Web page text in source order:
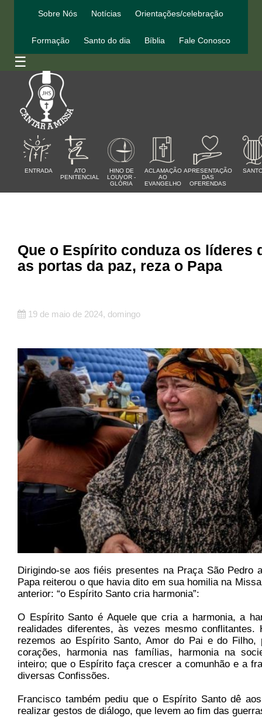
Sobre Nós Notícias Orientações/celebração
Formação Santo do dia Bíblia Fale Conosco
☰
ENTRADA
ATO
PENITENCIAL
HINO DE
LOUVOR -
GLÓRIA
ACLAMAÇÃO
AO
EVANGELHO
APRESENTAÇÃO
DAS
OFERENDAS
Que o Espírito conduza os líderes
as portas da paz, reza o Papa
19 de maio de 2024, domingo
Dirigindo-se aos fiéis presentes na Praça São Pedro
Papa reiterou o que havia dito em sua homilia na
anterior: “o Espírito Santo cria harmonia”:
O Espírito Santo é Aquele que cria a harmonia, a
realidades diferentes, às vezes mesmo conflitantes.
rezemos ao Espírito Santo, Amor do Pai e do Filho,
corações, harmonia nas famílias, harmonia na
inteiro; que o Espírito faça crescer a comunhão e a
diversas Confissões.
Francisco também pediu que o Espírito Santo dê
realizar gestos de diálogo, que levem ao fim das